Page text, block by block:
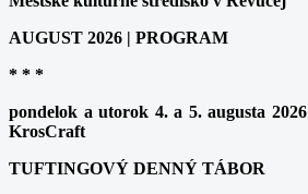
AUGUST 2026 | PROGRAM
* * *
pondelok a utorok 4. a 5. augusta
KrosCraft
TUFTINGOVÝ DENNÝ TÁBOR